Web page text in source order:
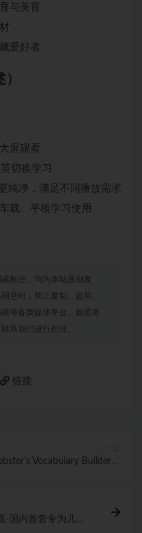
与美育
爱好者
屏观看
切换学习
纯净，满足不同播放需求
载、平板学习使用
标注，均为本站原创发
意时，禁止复制、盗用、
等各类媒体平台。如若本
系我们进行处理。
链接
Vocabulary Builder》
-国内首套专为儿童